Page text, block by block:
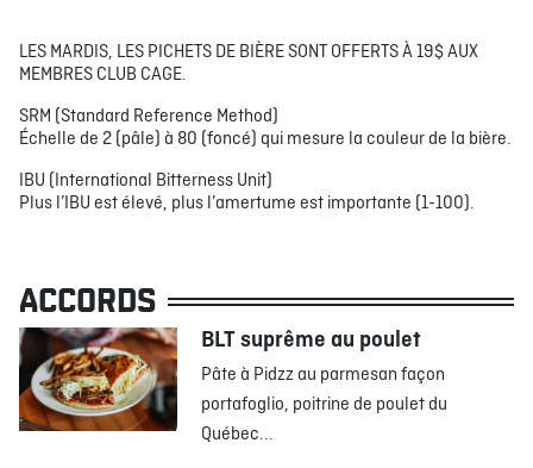
LES MARDIS, LES PICHETS DE BIÈRE SONT OFFERTS À 19$ AUX
MEMBRES CLUB CAGE.
SRM (Standard Reference Method)
Échelle de 2 (pâle) à 80 (foncé) qui mesure la couleur de la bière.
IBU (International Bitterness Unit)
Plus l’IBU est élevé, plus l’amertume est importante (1-100).
ACCORDS
BLT suprême au poulet
Pâte à Pidzz au parmesan façon
portafoglio, poitrine de poulet du
Québec...